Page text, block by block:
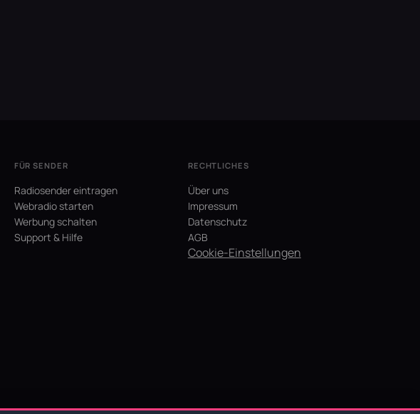
FÜR SENDER
Radiosender eintragen
Webradio starten
Werbung schalten
Support & Hilfe
RECHTLICHES
Über uns
Impressum
Datenschutz
AGB
Cookie-Einstellungen